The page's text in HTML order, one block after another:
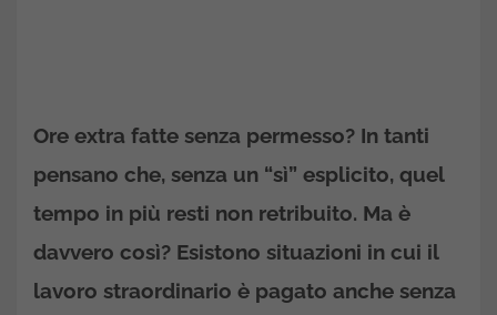
Ore extra fatte senza permesso? In tanti
pensano che, senza un “sì” esplicito, quel
tempo in più resti non retribuito. Ma è
davvero così? Esistono situazioni in cui il
lavoro straordinario è pagato anche senza